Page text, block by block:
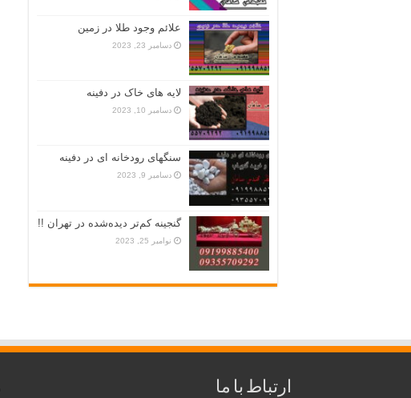
علائم وجود طلا در زمین
دسامبر 23, 2023
لایه های خاک در دفینه
دسامبر 10, 2023
سنگهای رودخانه ای در دفینه
دسامبر 9, 2023
گنجینه کم‌تر دیده‌شده در تهران !!
نوامبر 25, 2023
ارتباط با ما